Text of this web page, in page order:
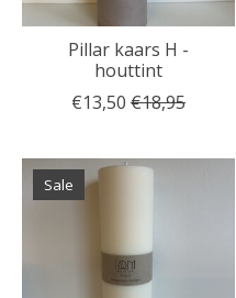
Pillar kaars H -
houttint
€13,50 €18,95
Sale